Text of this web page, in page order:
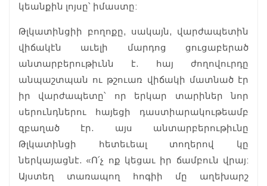
կեանքին լոյսը՝ իմաստը:
Թլկատինցիի բողոքը, սակայն, վարժապետին
վիճակէն աւելի մարդոց ցուցաբերած
անտարբերութիւնն է. հայ ժողովուրդը
անպաշտպան ու թշուառ վիճակի մատնած էր
իր վարժապետը՝ որ երկար տարիներ նոր
սերունդներու հայեցի դաստիարակութեամբ
զբաղած էր. այս անտարբերութիւնը
Թլկատինցի հետեւեալ տողերով կը
ներկայացնէ. «Ո՛չ ոք կեցաւ իր ճամբուն վրայ:
Այստեղ տառապող հոգիի մը աղեխարշ